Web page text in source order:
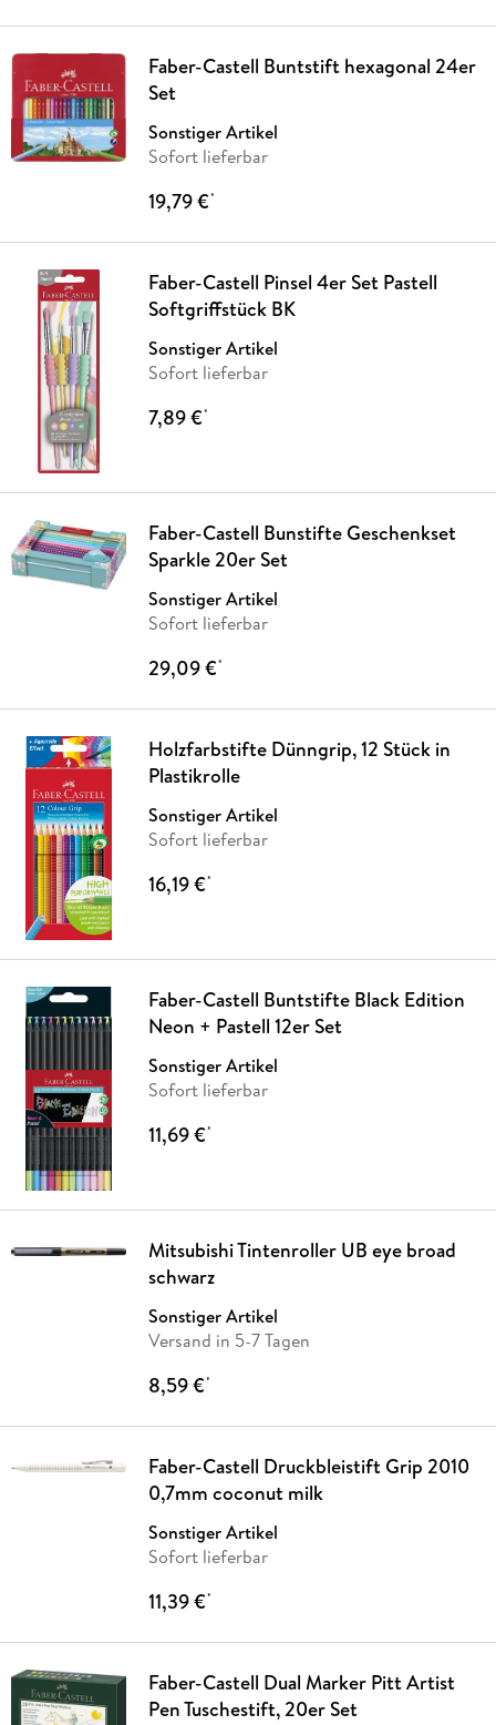
Faber-Castell Buntstift hexagonal 24er
Set
Sonstiger Artikel
Sofort lieferbar
19,79 €*
Faber-Castell Pinsel 4er Set Pastell
Softgriffstück BK
Sonstiger Artikel
Sofort lieferbar
7,89 €*
Faber-Castell Bunstifte Geschenkset
Sparkle 20er Set
Sonstiger Artikel
Sofort lieferbar
29,09 €*
Holzfarbstifte Dünngrip, 12 Stück in
Plastikrolle
Sonstiger Artikel
Sofort lieferbar
16,19 €*
Faber-Castell Buntstifte Black Edition
Neon + Pastell 12er Set
Sonstiger Artikel
Sofort lieferbar
11,69 €*
Mitsubishi Tintenroller UB eye broad
schwarz
Sonstiger Artikel
Versand in 5-7 Tagen
8,59 €*
Faber-Castell Druckbleistift Grip 2010
0,7mm coconut milk
Sonstiger Artikel
Sofort lieferbar
11,39 €*
Faber-Castell Dual Marker Pitt Artist
Pen Tuschestift, 20er Set